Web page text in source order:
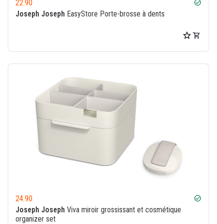
22.90 check_circle
Joseph Joseph EasyStore Porte-brosse à dents
24.90 check_circle
Joseph Joseph Viva miroir grossissant et cosmétique
organizer set